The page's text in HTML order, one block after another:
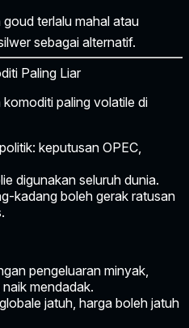
terlalu mahal atau
sebagai alternatif.
Paling Liar
komoditi paling volatile di
keputusan OPEC,
digunakan seluruh dunia.
kadang boleh gerak ratusan
pengeluaran minyak,
mendadak.
jatuh, harga boleh jatuh